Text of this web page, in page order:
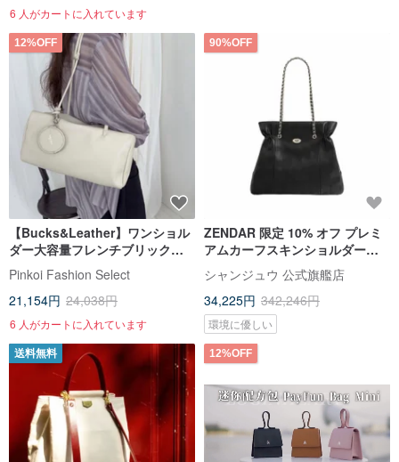
6 人がカートに入れています
12%OFF
【Bucks&Leather】ワンショル
ダー大容量フレンチブリックバ
ッグ -予約販売
Pinkoi Fashion Select
21,154円 24,038円
6 人がカートに入れています
90%OFF
ZENDAR 限定 10% オフ プレミ
アムカーフスキンショルダーバ
ッグ ブラック 新品店頭展示品
シャンジュウ 公式旗艦店
34,225円 342,246円
環境に優しい
送料無料 12%OFF